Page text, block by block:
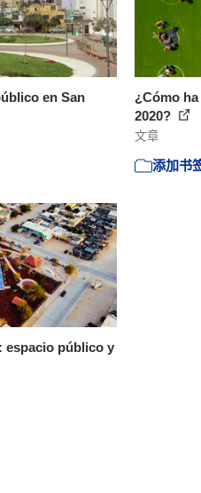
en San
¿Cómo
2020?
文章
添加书
espacio público y